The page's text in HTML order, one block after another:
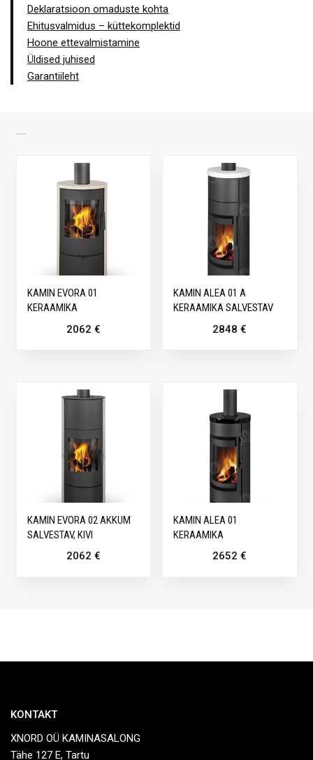
Deklaratsioon omaduste kohta
Ehitusvalmidus – küttekomplektid
Hoone ettevalmistamine
Üldised juhised
Garantiileht
KAMIN EVORA 01
KERAAMIKA
2062 €
KAMIN ALEA 01 A
KERAAMIKA SALVESTAV
2848€
KAMIN EVORA 02 AKKUM
SALVESTAV, KIVI
2062 €
KAMIN ALEA 01
KERAAMIKA
2652€
KONTAKT
XNORD OÜ KAMINASALONG
Tähe 127 E, Tartu